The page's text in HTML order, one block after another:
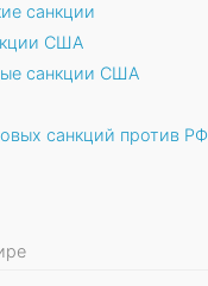
санкции
США
санкции США
санкций против РФ